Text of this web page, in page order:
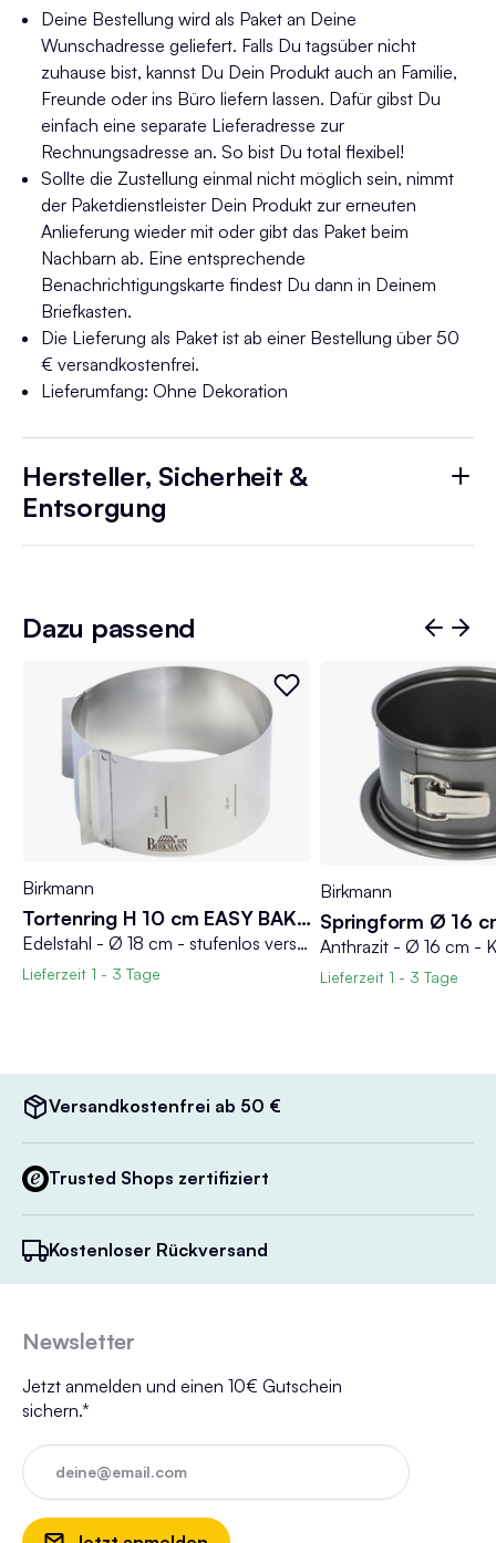
Deine Bestellung wird als Paket an Deine
Wunschadresse geliefert. Falls Du tagsüber nicht
zuhause bist, kannst Du Dein Produkt auch an Familie,
Freunde oder ins Büro liefern lassen. Dafür gibst Du
einfach eine separate Lieferadresse zur
Rechnungsadresse an. So bist Du total flexibel!
Sollte die Zustellung einmal nicht möglich sein, nimmt
der Paketdienstleister Dein Produkt zur erneuten
Anlieferung wieder mit oder gibt das Paket beim
Nachbarn ab. Eine entsprechende
Benachrichtigungskarte findest Du dann in Deinem
Briefkasten.
Die Lieferung als Paket ist ab einer Bestellung über 50
€ versandkostenfrei.
Lieferumfang: Ohne Dekoration
Hersteller, Sicherheit &
Entsorgung
Dazu passend
Birkmann
Tortenring H 10 cm EASY BAKING
Edelstahl - Ø 18 cm - stufenlos verstellbar
Lieferzeit 1 - 3 Tage
Birkmann
Anthrazit - Ø 16 cm -
Lieferzeit 1 - 3 Tage
Versandkostenfrei ab 50 €
Trusted Shops zertifiziert
Kostenloser Rückversand
Newsletter
Jetzt anmelden und einen 10€ Gutschein
sichern.*
deine@email.com